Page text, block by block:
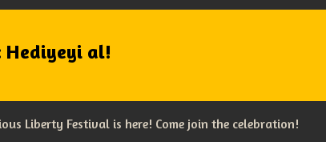
Hediyeyi al!
Liberty Festival is here! Come join the celebration!